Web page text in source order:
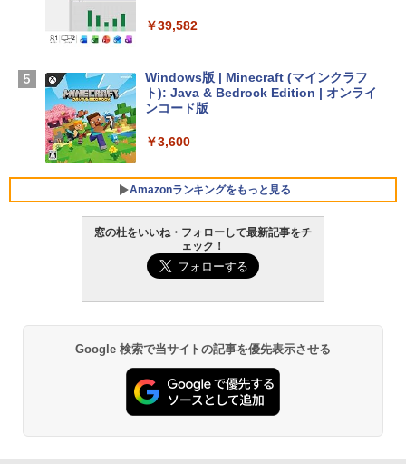
【Amazon.co.jp限定】 HP ノートパソコ
￥129,800
FMV ノートパソコン WE1-K3 (MS 365 P
VWK3E15W_AZ
￥139,880
￥39,582
Windows版 | Minecraft (マインクラフ
ト): Java & Bedrock Edition | オンライ
ンコード版
￥3,600
Amazonランキングをもっと見る
生成AIパスポート公式テキスト 第４版
1冊ですべて身につくHTML & CSSとWe
bデザイン入門講座［第2版］
Amazon Kindle - 目に優しい、かさばら
ない、大きな画面で読みやすい、6週間持
し
￥16,980
Kindle Paperwhite シグニチャーエディ
窓の杜をいいね・フォローして最新記事をチ
ェック！
Google 検索で当サイトの記事を優先表示させる